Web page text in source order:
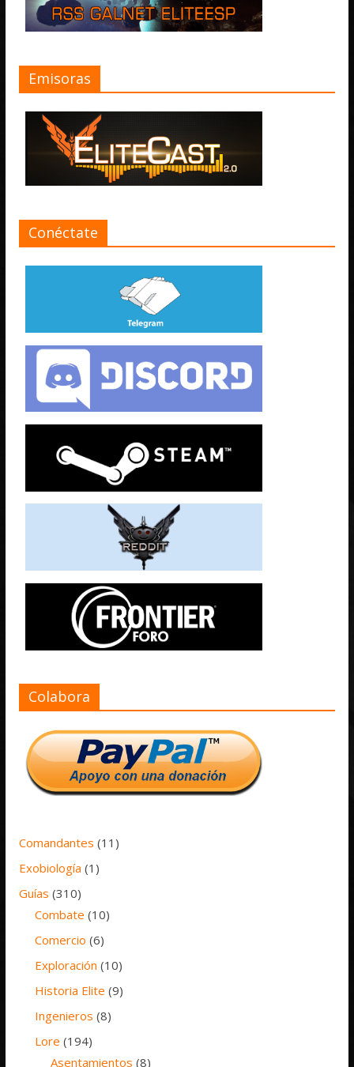
Emisoras
Conéctate
Colabora
Comandantes (11)
Exobiología (1)
Guías (310)
Combate (10)
Comercio (6)
Exploración (10)
Historia Elite (9)
Ingenieros (8)
Lore (194)
Asentamientos (8)